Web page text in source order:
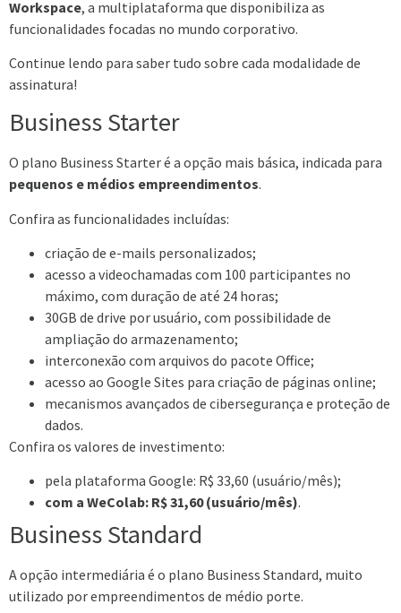
Workspace, a multiplataforma que disponibiliza as
funcionalidades focadas no mundo corporativo.
Continue lendo para saber tudo sobre cada modalidade de
assinatura!
Business Starter
O plano Business Starter é a opção mais básica, indicada para
pequenos e médios empreendimentos.
Confira as funcionalidades incluídas:
criação de e-mails personalizados;
acesso a videochamadas com 100 participantes no
máximo, com duração de até 24 horas;
30GB de drive por usuário, com possibilidade de
ampliação do armazenamento;
interconexão com arquivos do pacote Office;
acesso ao Google Sites para criação de páginas online;
mecanismos avançados de cibersegurança e proteção de
dados.
Confira os valores de investimento:
pela plataforma Google: R$ 33,60 (usuário/mês);
com a WeColab: R$ 31,60 (usuário/mês).
Business Standard
A opção intermediária é o plano Business Standard, muito
utilizado por empreendimentos de médio porte.